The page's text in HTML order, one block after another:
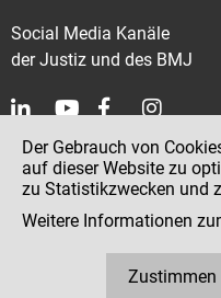
Social Media Kanäle
der Justiz und des BMJ
Kontakt
Impressum
Datenschutz
Der Gebrauch von
auf dieser Website zu
zu Statistikzwecken und
Weitere Informationen
Zustimmen